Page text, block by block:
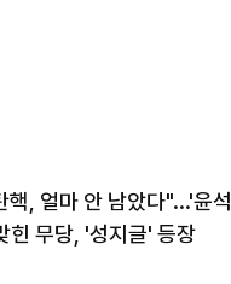
핵, 얼마 안 남았다"...'윤석
힌 무당, '성지글' 등장